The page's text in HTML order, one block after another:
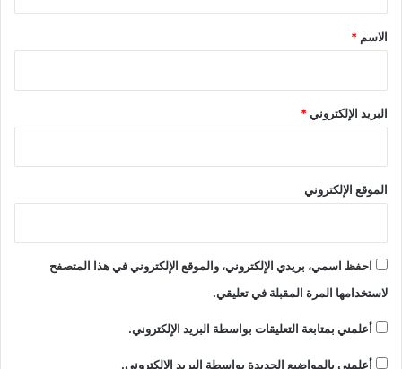
*
الاسم *
البريد الإلكتروني*
الموقع الإلكتروني
احفظ اسمي، بريدي الإلكتروني، والموقع الإلكتروني في هذا المتصفح
لاستخدامها المرة المقبلة في تعليقي.
أعلمني بمتابعة التعليقات بواسطة البريد الإلكتروني.
أعلمني بالمواضيع الجديدة بواسطة البريد الإلكتروني.